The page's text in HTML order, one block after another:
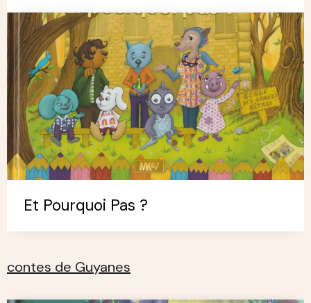
Et Pourquoi Pas ?
contes de Guyanes